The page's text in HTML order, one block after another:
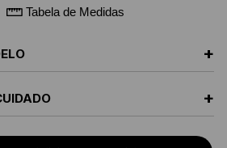
Tabela de Medidas
+
+